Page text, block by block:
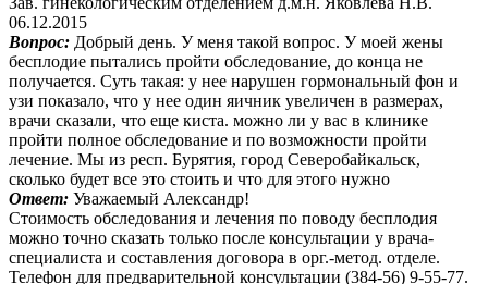
06.12.2015
Вопрос: Добрый день. У меня такой вопрос. У моей жены
бесплодие пытались пройти обследование, до конца не
получается. Суть такая: у нее нарушен гормональный фон и
узи показало, что у нее один яичник увеличен в размерах,
врачи сказали, что еще киста. можно ли у вас в клинике
пройти полное обследование и по возможности пройти
лечение. Мы из респ. Бурятия, город Северобайкальск,
сколько будет все это стоить и что для этого нужно
Ответ: Уважаемый Александр!
Стоимость обследования и лечения по поводу бесплодия
можно точно сказать только после консультации у врача-
специалиста и составления договора в орг.-метод. отделе.
Телефон для предварительной консультации (384-56) 9-55-77.